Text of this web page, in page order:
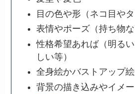
目の色や形（ネコ目やタ
表情やポーズ（持ち物な
性格希望あれば（明る
しい等）
全身絵かバストアップ
背景の描き込みやイメ